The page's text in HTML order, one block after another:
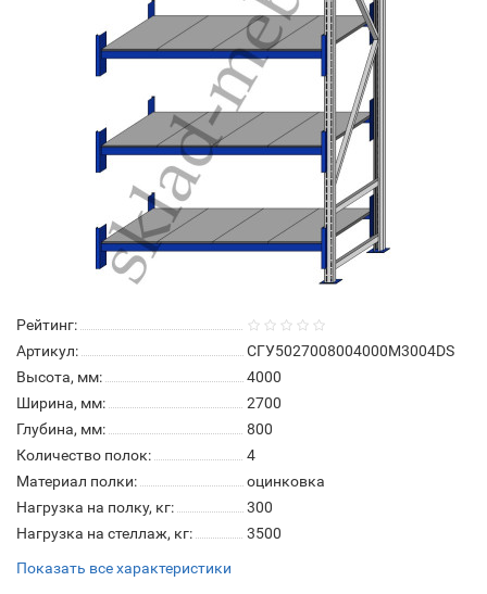
Рейтинг:
Артикул:
СГУ5027008004000М3004DS
Высота, мм:
4000
Ширина, мм:
2700
Глубина, мм:
800
Количество полок:
4
Материал полки:
оцинковка
Нагрузка на полку, кг:
300
Нагрузка на стеллаж, кг:
3500
Показать все характеристики